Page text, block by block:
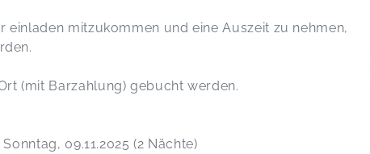
einladen mitzukommen und eine Auszeit zu nehmen,
(mit Barzahlung) gebucht werden.
09.11.2025 (2 Nächte)